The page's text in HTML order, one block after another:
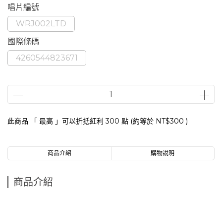
唱片編號
WRJ002LTD
國際條碼
4260544823671
此商品 「 最高 」可以折抵紅利300 點 (約等於 NT$300 )
商品介紹 購物說明
商品介紹